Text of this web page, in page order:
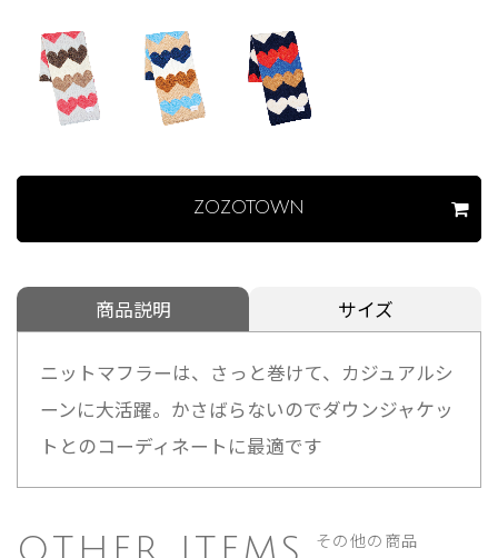
ZOZOTOWN
商品説明 サイズ
ニットマフラーは、さっと巻けて、カジュアルシ
ーンに大活躍。かさばらないのでダウンジャケッ
トとのコーディネートに最適です
その他の商品